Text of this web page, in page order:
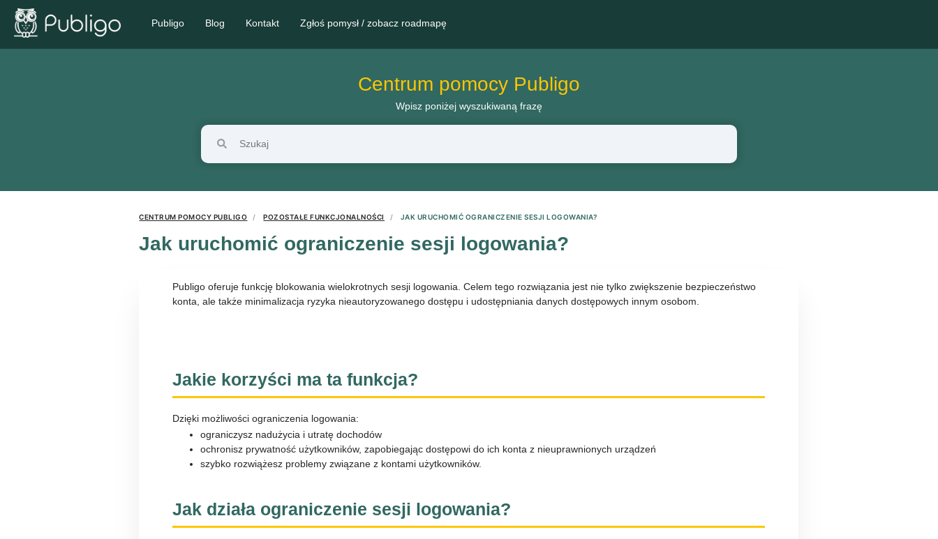
Publigo Blog Kontakt Zgłoś pomysł / zobacz roadmapę
Centrum pomocy Publigo
Wpisz poniżej wyszukiwaną frazę
CENTRUM POMOCY PUBLIGO POZOSTAŁE FUNKCJONALNOŚCI JAK URUCHOMIĆ OGRANICZENIE SESJI LOGOWANIA?
Jak uruchomić ograniczenie sesji logowania?
Publigo oferuje funkcję blokowania wielokrotnych sesji logowania. Celem tego rozwiązania jest nie tylko zwiększenie bezpieczeństwo
konta, ale także minimalizacja ryzyka nieautoryzowanego dostępu i udostępniania danych dostępowych innym osobom.
Jakie korzyści ma ta funkcja?
Dzięki możliwości ograniczenia logowania:
ograniczysz nadużycia i utratę dochodów
ochronisz prywatność użytkowników, zapobiegając dostępowi do ich konta z nieuprawnionych urządzeń
szybko rozwiążesz problemy związane z kontami użytkowników.
Jak działa ograniczenie sesji logowania?